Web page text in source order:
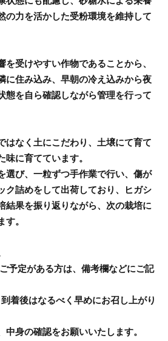
の力を活かした受粉環境を維持して
を受けやすい作物であることから、
に住み込み、早朝の冷え込みから夜
態を自ら確認しながら管理を行って
はなく土にこだわり、土壌にて育て
味に育てています。
選び、一粒ずつ手作業で行い、傷が
ク詰めをして出荷しており、ヒガシ
結果を振り返りながら、次の栽培に
。
予定がある方は、備考欄などにご記
着後はなるべく早めにお召し上がり
身の確認をお願いいたします。